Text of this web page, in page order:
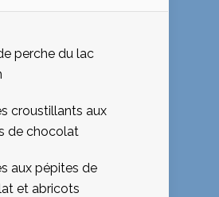
perche du lac
croustillants aux
de chocolat
aux pépites de
et abricots